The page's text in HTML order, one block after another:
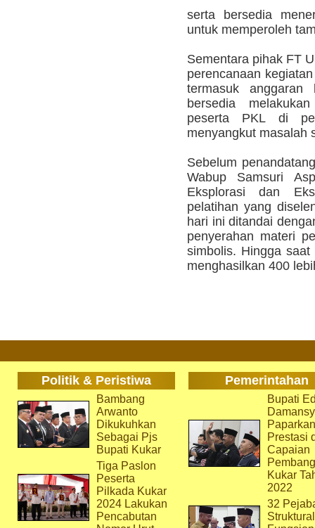
serta bersedia
untuk memperoleh
Sementara pihak FT
perencanaan
termasuk anggaran
bersedia
peserta PKL di
menyangkut masalah
Sebelum
Wabup Samsuri
Eksplorasi dan
pelatihan yang
hari ini ditandai
penyerahan materi
simbolis. Hingga
menghasilkan 400
Politik & Peristiwa Pemerintahan
Bambang
Arwanto
Dikukuhkan
Sebagai Pjs
Bupati Kukar
Tiga Paslon
Peserta
Pilkada Kukar
2024 Lakukan
Pencabutan
Bupati
Paparkan
Prestasi
Capaian
Kukar
2022
32